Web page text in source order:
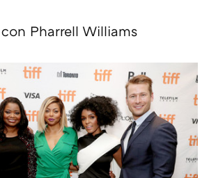
Pharrell Williams